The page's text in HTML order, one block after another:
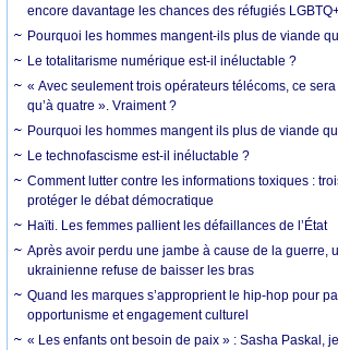
encore davantage les chances des réfugiés
Pourquoi les hommes mangent-ils plus de viande
Le totalitarisme numérique est-il inéluctable ?
« Avec seulement trois opérateurs télécoms, ce
qu’à quatre ». Vraiment ?
Pourquoi les hommes mangent ils plus de viande
Le technofascisme est-il inéluctable ?
Comment lutter contre les informations toxiques :
protéger le débat démocratique
Haïti. Les femmes pallient les défaillances de l’État
Après avoir perdu une jambe à cause de la guerre,
ukrainienne refuse de baisser les bras
Quand les marques s’approprient le hip-hop pour
opportunisme et engagement culturel
« Les enfants ont besoin de paix » : Sasha Paskal,